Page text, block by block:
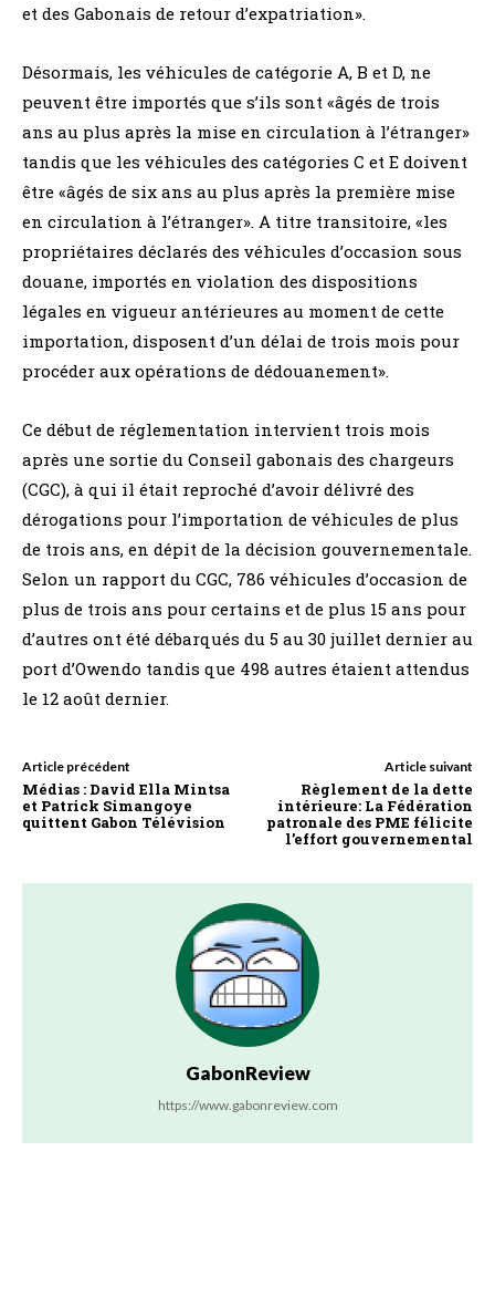
et des Gabonais de retour d’expatriation».
Désormais, les véhicules de catégorie A, B et D, ne
peuvent être importés que s’ils sont «âgés de trois
ans au plus après la mise en circulation à l’étranger»
tandis que les véhicules des catégories C et E doivent
être «âgés de six ans au plus après la première mise
en circulation à l’étranger». A titre transitoire, «les
propriétaires déclarés des véhicules d’occasion sous
douane, importés en violation des dispositions
légales en vigueur antérieures au moment de cette
importation, disposent d’un délai de trois mois pour
procéder aux opérations de dédouanement».
Ce début de réglementation intervient trois mois
après une sortie du Conseil gabonais des chargeurs
(CGC), à qui il était reproché d’avoir délivré des
dérogations pour l’importation de véhicules de plus
de trois ans, en dépit de la décision gouvernementale.
Selon un rapport du CGC, 786 véhicules d’occasion de
plus de trois ans pour certains et de plus 15 ans pour
d’autres ont été débarqués du 5 au 30 juillet dernier au
port d’Owendo tandis que 498 autres étaient attendus
le 12 août dernier.
Article précédent
Médias : David Ella Mintsa
et Patrick Simangoye
quittent Gabon Télévision
Article suivant
Règlement de la dette
intérieure: La Fédération
patronale des PME félicite
l’effort gouvernemental
GabonReview
https://www.gabonreview.com